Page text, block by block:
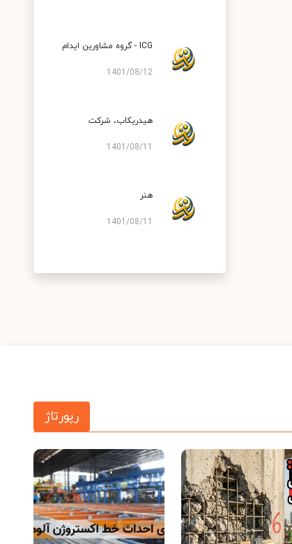
ICG - گروه مشاورین ایدام
1401/08/12
هیدریكاب، شركت
1401/08/11
هنر
1401/08/11
رپورتاژ